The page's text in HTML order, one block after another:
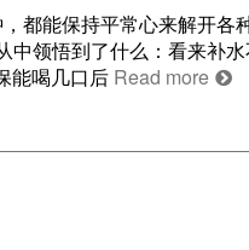
都能保持平常心来解开各
领悟到了什么：看来补
能喝几口后 Read more